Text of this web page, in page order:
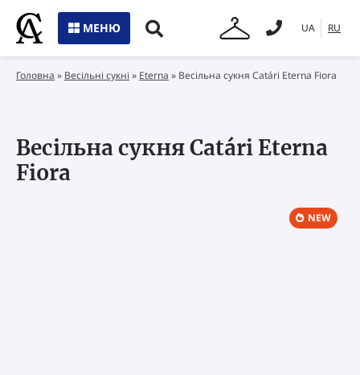
МЕНЮ UA RU
Головна » Весільні сукні » Eterna » Весільна сукня Catári Eterna Fiora
Весільна сукня Catári Eterna
Fiora
NEW